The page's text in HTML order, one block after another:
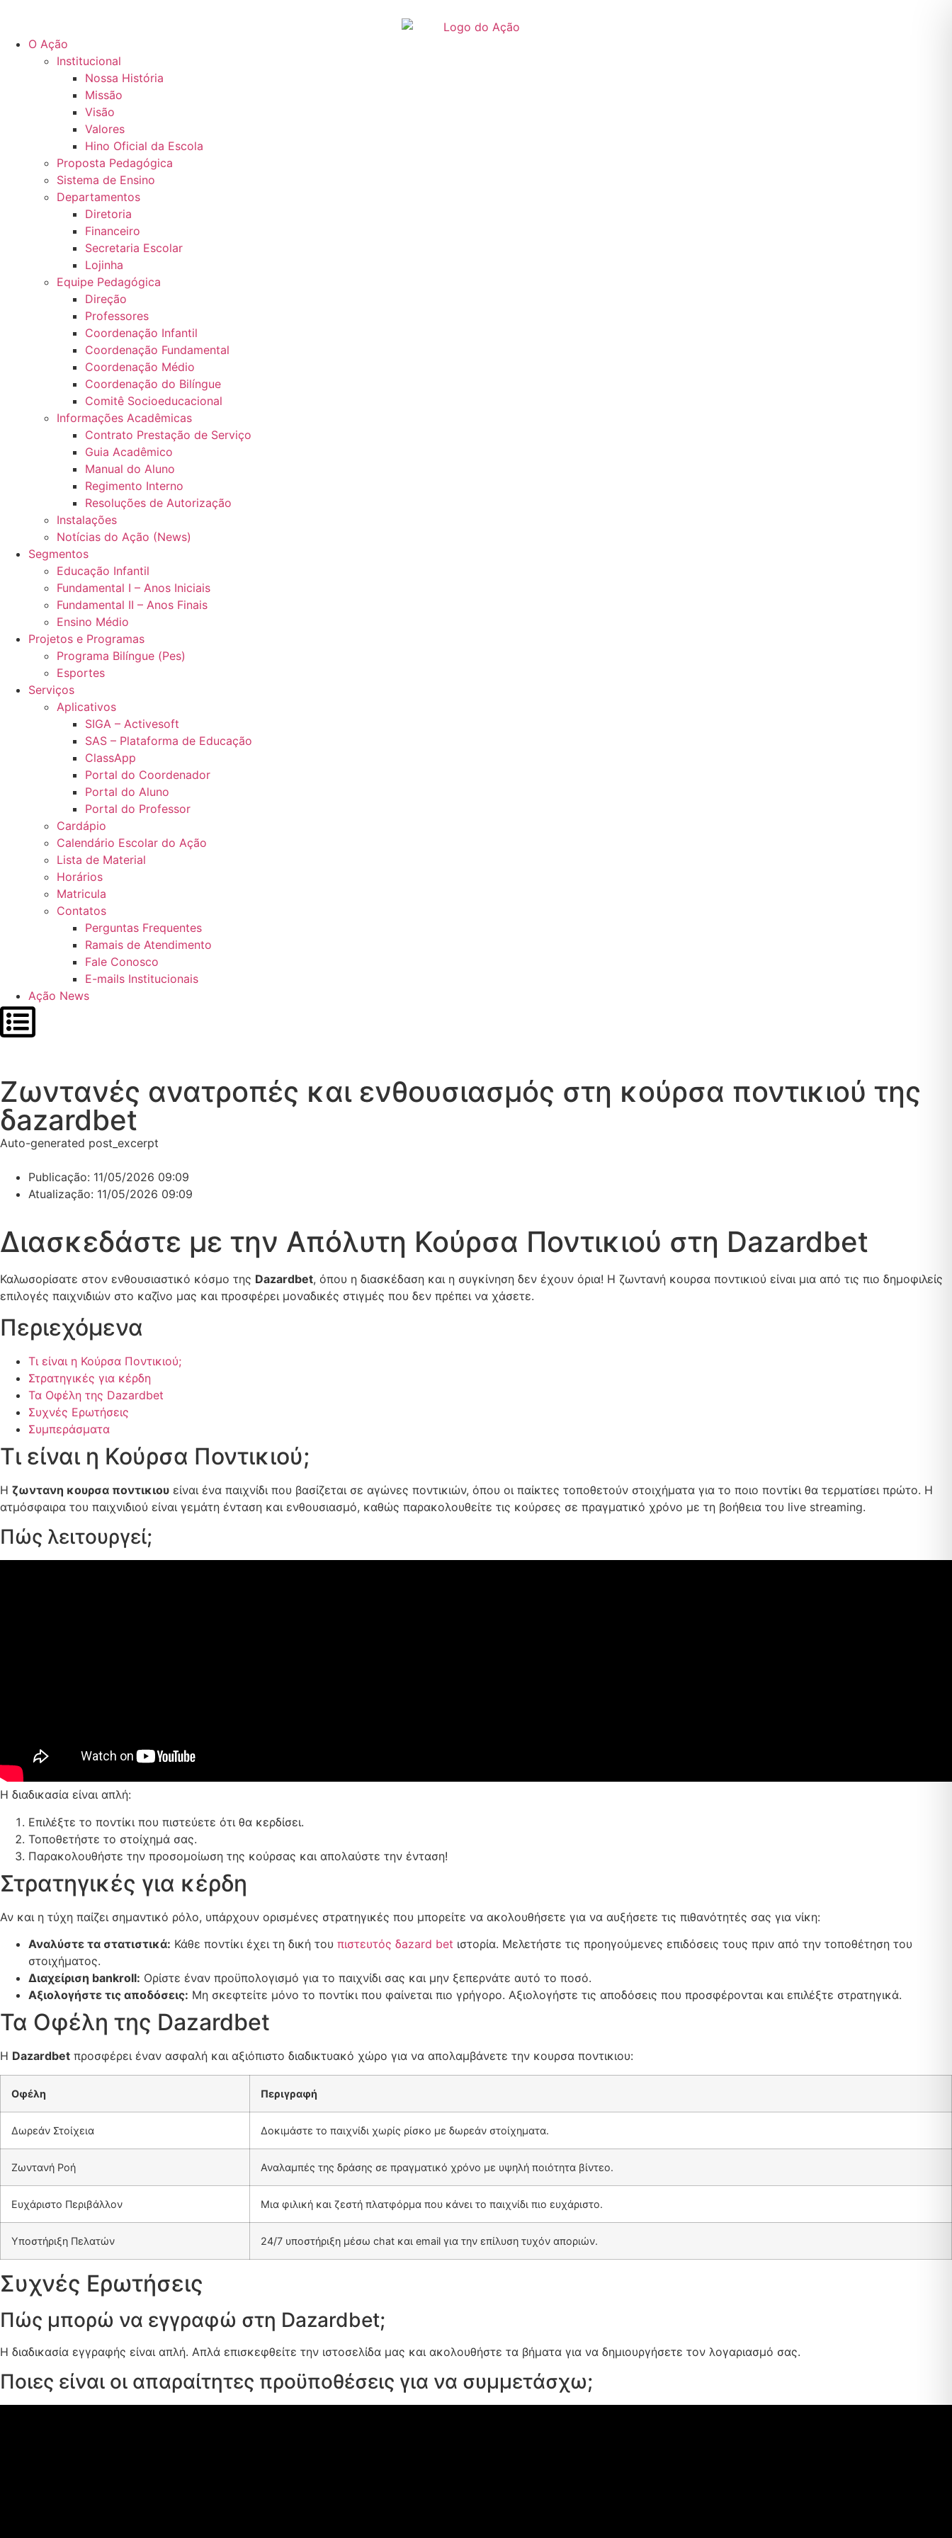
O Ação
Institucional
Nossa História
Missão
Visão
Valores
Hino Oficial da Escola
Proposta Pedagógica
Sistema de Ensino
Departamentos
Diretoria
Financeiro
Secretaria Escolar
Lojinha
Equipe Pedagógica
Direção
Professores
Coordenação Infantil
Coordenação Fundamental
Coordenação Médio
Coordenação do Bilíngue
Comitê Socioeducacional
Informações Acadêmicas
Contrato Prestação de Serviço
Guia Acadêmico
Manual do Aluno
Regimento Interno
Resoluções de Autorização
Instalações
Notícias do Ação (News)
Segmentos
Educação Infantil
Fundamental I – Anos Iniciais
Fundamental II – Anos Finais
Ensino Médio
Projetos e Programas
Programa Bilíngue (Pes)
Esportes
Serviços
Aplicativos
SIGA – Activesoft
SAS – Plataforma de Educação
ClassApp
Portal do Coordenador
Portal do Aluno
Portal do Professor
Cardápio
Calendário Escolar do Ação
Lista de Material
Horários
Matricula
Contatos
Perguntas Frequentes
Ramais de Atendimento
Fale Conosco
E-mails Institucionais
Ação News
Ζωντανές ανατροπές και ενθουσιασμός στη κούρσα ποντικιού της
δazardbet
Auto-generated post_excerpt
Publicação: 11/05/2026 09:09
Atualização: 11/05/2026 09:09
Διασκεδάστε με την Απόλυτη Κούρσα Ποντικιού στη Dazardbet
Καλωσορίσατε στον ενθουσιαστικό κόσμο της Dazardbet, όπου η διασκέδαση και η συγκίνηση δεν έχουν όρια! Η ζωντανή κουρσα ποντικιού είναι μια από τις πιο δημοφιλείς
επιλογές παιχνιδιών στο καζίνο μας και προσφέρει μοναδικές στιγμές που δεν πρέπει να χάσετε.
Περιεχόμενα
Τι είναι η Κούρσα Ποντικιού;
Στρατηγικές για κέρδη
Τα Οφέλη της Dazardbet
Συχνές Ερωτήσεις
Συμπεράσματα
Τι είναι η Κούρσα Ποντικιού;
Η ζωντανη κουρσα ποντικιου είναι ένα παιχνίδι που βασίζεται σε αγώνες ποντικιών, όπου οι παίκτες τοποθετούν στοιχήματα για το ποιο ποντίκι θα τερματίσει πρώτο. Η
ατμόσφαιρα του παιχνιδιού είναι γεμάτη ένταση και ενθουσιασμό, καθώς παρακολουθείτε τις κούρσες σε πραγματικό χρόνο με τη βοήθεια του live streaming.
Πώς λειτουργεί;
Η διαδικασία είναι απλή:
Επιλέξτε το ποντίκι που πιστεύετε ότι θα κερδίσει.
Τοποθετήστε το στοίχημά σας.
Παρακολουθήστε την προσομοίωση της κούρσας και απολαύστε την ένταση!
Στρατηγικές για κέρδη
Αν και η τύχη παίζει σημαντικό ρόλο, υπάρχουν ορισμένες στρατηγικές που μπορείτε να ακολουθήσετε για να αυξήσετε τις πιθανότητές σας για νίκη:
Αναλύστε τα στατιστικά: Κάθε ποντίκι έχει τη δική του πιστευτός δazard bet ιστορία. Μελετήστε τις προηγούμενες επιδόσεις τους πριν από την τοποθέτηση του
στοιχήματος.
Διαχείριση bankroll: Ορίστε έναν προϋπολογισμό για το παιχνίδι σας και μην ξεπερνάτε αυτό το ποσό.
Αξιολογήστε τις αποδόσεις: Μη σκεφτείτε μόνο το ποντίκι που φαίνεται πιο γρήγορο. Αξιολογήστε τις αποδόσεις που προσφέρονται και επιλέξτε στρατηγικά.
Τα Οφέλη της Dazardbet
Η Dazardbet προσφέρει έναν ασφαλή και αξιόπιστο διαδικτυακό χώρο για να απολαμβάνετε την κουρσα ποντικιου:
Οφέλη Περιγραφή
Δωρεάν Στοίχεια Δοκιμάστε το παιχνίδι χωρίς ρίσκο με δωρεάν στοίχηματα.
Ζωντανή Ροή Αναλαμπές της δράσης σε πραγματικό χρόνο με υψηλή ποιότητα βίντεο.
Ευχάριστο Περιβάλλον Μια φιλική και ζεστή πλατφόρμα που κάνει το παιχνίδι πιο ευχάριστο.
Υποστήριξη Πελατών 24/7 υποστήριξη μέσω chat και email για την επίλυση τυχόν αποριών.
Συχνές Ερωτήσεις
Πώς μπορώ να εγγραφώ στη Dazardbet;
Η διαδικασία εγγραφής είναι απλή. Απλά επισκεφθείτε την ιστοσελίδα μας και ακολουθήστε τα βήματα για να δημιουργήσετε τον λογαριασμό σας.
Ποιες είναι οι απαραίτητες προϋποθέσεις για να συμμετάσχω;